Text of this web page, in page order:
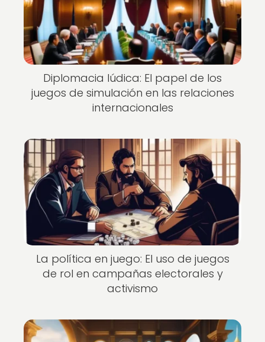
Diplomacia lúdica: El papel de los
juegos de simulación en las relaciones
internacionales
La política en juego: El uso de juegos
de rol en campañas electorales y
activismo